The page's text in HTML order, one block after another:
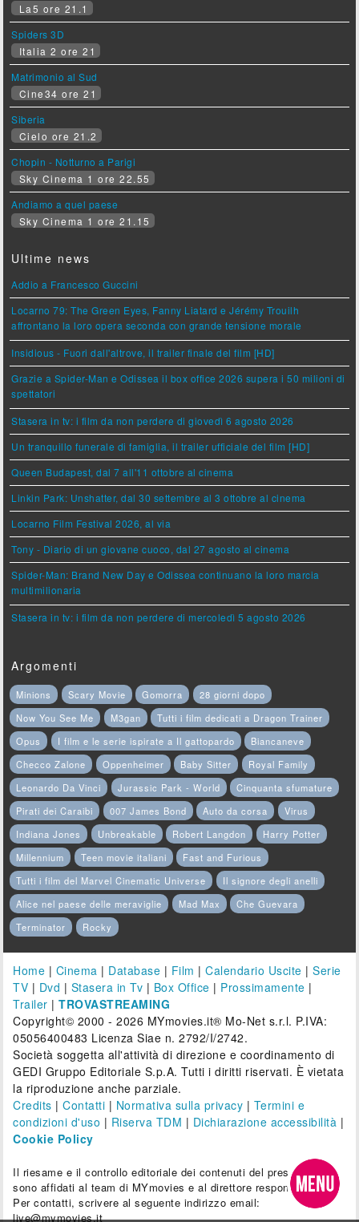
La5 ore 21.1
Spiders 3D
Italia 2 ore 21
Matrimonio al Sud
Cine34 ore 21
Siberia
Cielo ore 21.2
Chopin - Notturno a Parigi
Sky Cinema 1 ore 22.55
Andiamo a quel paese
Sky Cinema 1 ore 21.15
Ultime news
Addio a Francesco Guccini
Locarno 79: The Green Eyes, Fanny Liatard e Jérémy Trouilh
affrontano la loro opera seconda con grande tensione morale
Insidious - Fuori dall'altrove, il trailer finale del film [HD]
Grazie a Spider-Man e Odissea il box office 2026 supera i 50 milioni di
spettatori
Stasera in tv: i film da non perdere di giovedì 6 agosto 2026
Un tranquillo funerale di famiglia, il trailer ufficiale del film [HD]
Queen Budapest, dal 7 all'11 ottobre al cinema
Linkin Park: Unshatter, dal 30 settembre al 3 ottobre al cinema
Locarno Film Festival 2026, al via
Tony - Diario di un giovane cuoco, dal 27 agosto al cinema
Spider-Man: Brand New Day e Odissea continuano la loro marcia
multimilionaria
Stasera in tv: i film da non perdere di mercoledì 5 agosto 2026
Argomenti
Minions Scary Movie Gomorra
28 giorni dopo
Now You See Me
M3gan
Tutti i film dedicati a Dragon Trainer
Opus
I film e le serie ispirate a Il gattopardo
Biancaneve
Checco Zalone
Oppenheimer Baby Sitter
Royal Family
Leonardo Da Vinci
Jurassic Park - World
Cinquanta sfumature
Pirati dei Caraibi
007 James Bond Auto da corsa
Virus
Indiana Jones
Unbreakable Robert Langdon
Harry Potter
Millennium
Teen movie italiani
Fast and Furious
Tutti i film del Marvel Cinematic Universe
Il signore degli anelli
Alice nel paese delle meraviglie
Mad Max
Che Guevara
Terminator
Rocky
Home | Cinema | Database | Film |Calendario Uscite |Serie
TV | Dvd | Stasera in Tv | Box Office | Prossimamente |
Trailer |TROVASTREAMING
Copyright© 2000 - 2026 MYmovies.it® Mo-Net s.r.l. P.IVA:
05056400483 Licenza Siae n. 2792/I/2742.
Società soggetta all'attività di direzione e coordinamento di
GEDI Gruppo Editoriale S.p.A. Tutti i diritti riservati. È vietata
la riproduzione anche parziale.
Credits |Contatti | Normativa sulla privacy | Termini e
condizioni d'uso | Riserva TDM | Dichiarazione accessibilità |
Cookie Policy
Il riesame e il controllo editoriale dei contenuti del presente sito
sono affidati al team di MYmovies e al direttore responsabile.
Per contatti, scrivere al seguente indirizzo email:
live@mymovies.it